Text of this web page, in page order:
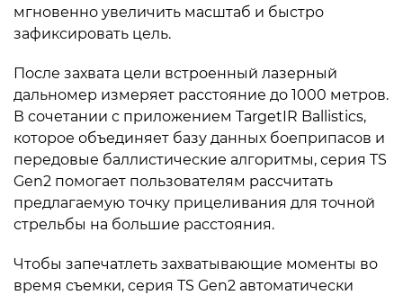
мгновенно увеличить масштаб и быстро
зафиксировать цель.
После захвата цели встроенный лазерный
дальномер измеряет расстояние до 1000 метров.
В сочетании с приложением TargetIR Ballistics,
которое объединяет базу данных боеприпасов и
передовые баллистические алгоритмы, серия TS
Gen2 помогает пользователям рассчитать
предлагаемую точку прицеливания для точной
стрельбы на большие расстояния.
Чтобы запечатлеть захватывающие моменты во
время съемки, серия TS Gen2 автоматически